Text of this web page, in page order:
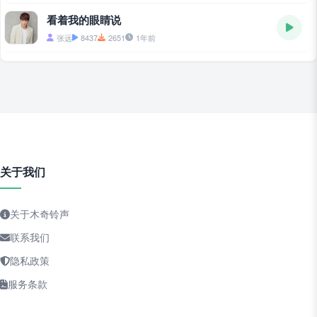
看着我的眼睛说
张远 8437 2651 1年前
关于我们
关于木奇铃声
联系我们
隐私政策
服务条款